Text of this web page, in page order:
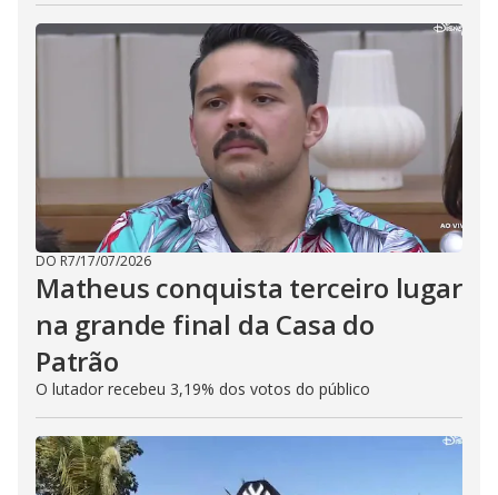
DO R7/17/07/2026
Matheus conquista terceiro lugar
na grande final da Casa do
Patrão
O lutador recebeu 3,19% dos votos do público